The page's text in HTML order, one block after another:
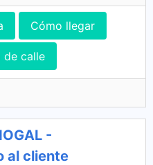
Cómo llegar
de calle
-
al cliente